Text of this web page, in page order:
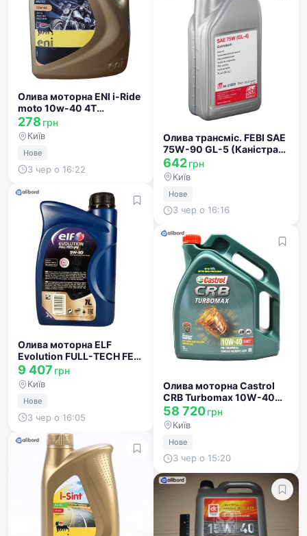
Олива моторна ENI i-Ride
moto 10w-40 4Т
(Каністра 1 л) 154696
278 грн
Київ
Нове
3 чер о 16:22
Олива моторна ELF
Evolution FULL-TECH FE
5W-30 (Каністра 20л)
211110
9 407 грн
Київ
Нове
3 чер о 16:05
Олива трансміс. FEBI SAE
75W-90 GL-5 (Каністра
1л) 32590
642грн
Київ
Нове
3 чер о 16:16
Олива моторна Castrol
CRB Turbomax 10W-40
CI-4/SL/E7 (Бочка 208л)
160BC8
58 720грн
Київ
Нове
3 чер о 15:20